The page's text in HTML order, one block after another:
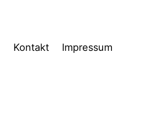
Kontakt Impressum